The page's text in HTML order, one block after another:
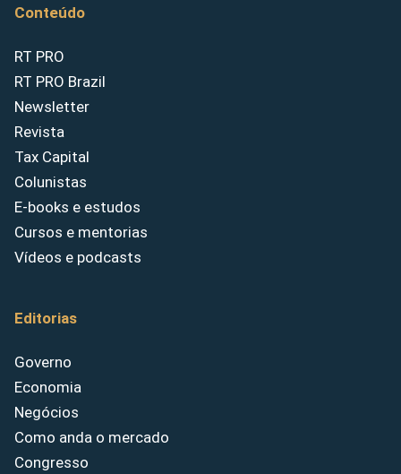
Conteúdo
RT PRO
RT PRO Brazil
Newsletter
Revista
Tax Capital
Colunistas
E-books e estudos
Cursos e mentorias
Vídeos e podcasts
Editorias
Governo
Economia
Negócios
Como anda o mercado
Congresso